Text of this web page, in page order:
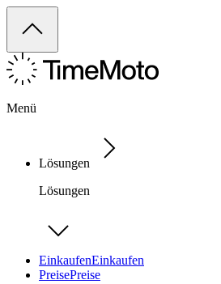
Menü
Lösungen
Lösungen
EinkaufenEinkaufen
PreisePreise